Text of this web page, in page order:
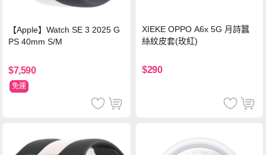
【Apple】Watch SE 3 2025 G
PS 40mm S/M
$7,590
免運
XIEKE OPPO A6x 5G 月詩蠶
絲紋皮套(玫紅)
$290